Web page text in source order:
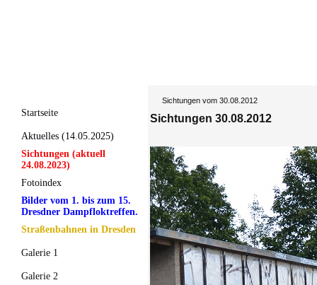
Startseite
Aktuelles (14.05.2025)
Sichtungen (aktuell
24.08.2023)
Fotoindex
Bilder vom 1. bis zum 15.
Dresdner Dampfloktreffen.
Straßenbahnen in Dresden
Galerie 1
Galerie 2
Sichtungen vom 30.08.2012
Sichtungen 30.08.2012